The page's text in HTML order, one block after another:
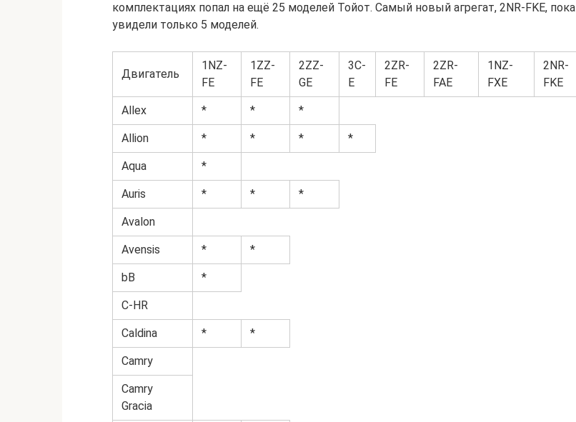
комплектациях попал на ещё 25 моделей Тойот. Самый новый агрегат, 2NR-FKE, пока
увидели только 5 моделей.
Двигатель
1NZ-
FE
1ZZ-
FE
2ZZ-
GE
3C-
E
2ZR-
FE
2ZR-
FAE
1NZ-
FXE
2NR-
FKE
Allex * * *
Allion * * * *
Aqua *
Auris * * *
Avalon
Avensis * *
bB *
C-HR
Caldina * *
Camry
Camry
Gracia